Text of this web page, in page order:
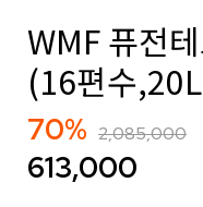
WMF 퓨전
(16편수
70% 2,085,000
613,000